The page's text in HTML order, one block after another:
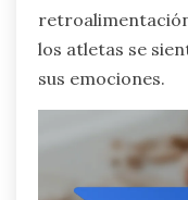
los atletas se
sus emociones.